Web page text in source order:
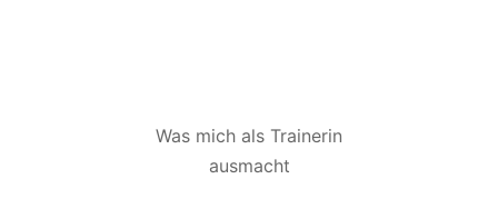
Was mich als Trainerin
ausmacht